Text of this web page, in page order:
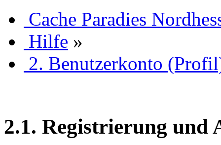
Cache Paradies
Hilfe »
2. Benutzerkonto
2.1. Registrierung und